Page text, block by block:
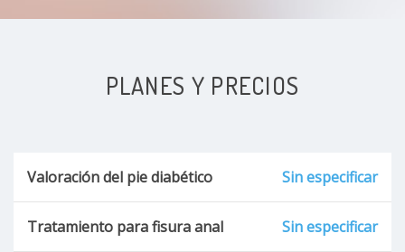
Celulitis estreptocócica perianal
Hernia crural
Hernia diafragmática
PLANES Y PRECIOS
Valoración del pie diabético Sin especificar
Tratamiento para fisura anal Sin especificar